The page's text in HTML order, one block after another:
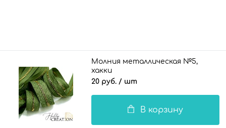
Молния металлическая №5,
хакки
20 руб. / шт
В корзину